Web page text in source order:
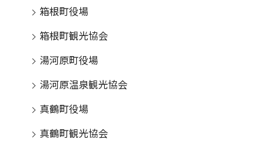
箱根町役場
箱根町観光協会
湯河原町役場
湯河原温泉観光協会
真鶴町役場
真鶴町観光協会